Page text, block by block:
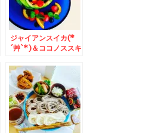
ジャイアンスイカ(*
´艸`*)＆ココノススキ
ァクトリー」さんの
「さっぽろ黄身ロー
ル」がお得すぎる上ふ
わふわ美味(*´艸`*)